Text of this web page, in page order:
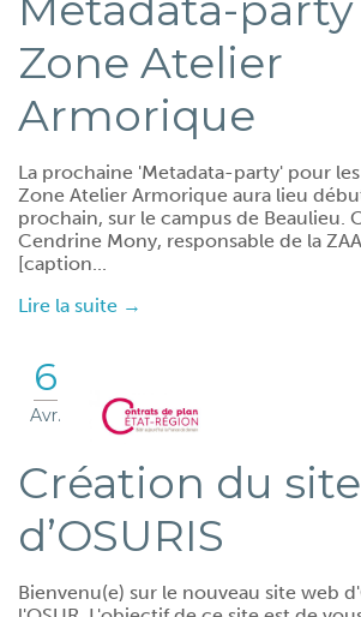
Zone Atelier
Armorique
La prochaine 'Metadata-party' pour
Zone Atelier Armorique aura lieu
prochain, sur le campus de Beaulieu.
Cendrine Mony, responsable de la
[caption...
Lire la suite →
6
Avr.
Création du
d’OSURIS
Bienvenu(e) sur le nouveau site web